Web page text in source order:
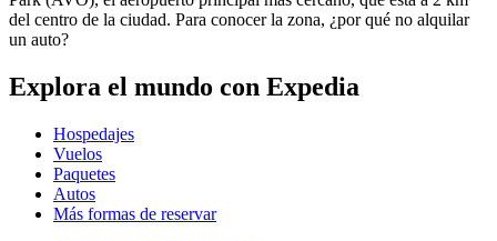
del centro de la ciudad. Para conocer la zona, ¿por qué no alquilar
un auto?
Explora el mundo con Expedia
Hospedajes
Vuelos
Paquetes
Autos
Más formas de reservar